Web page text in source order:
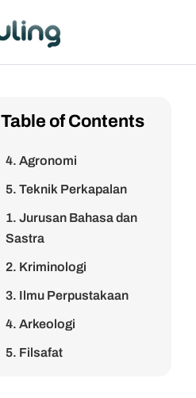
Table of Contents
3. Fisika
4. Agronomi
5. Teknik Perkapalan
1. Jurusan Bahasa dan
Sastra
2. Kriminologi
3. Ilmu Perpustakaan
4. Arkeologi
5. Filsafat